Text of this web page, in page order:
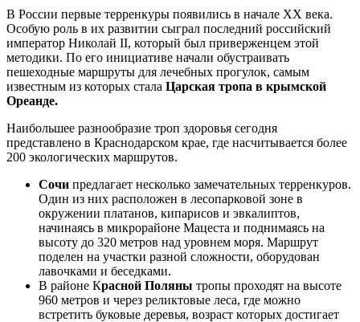
В России первые терренкуры появились в начале XX века.
Особую роль в их развитии сыграл последний российский
император Николай II, который был приверженцем этой
методики. По его инициативе начали обустраивать
пешеходные маршруты для лечебных прогулок, самым
известным из которых стала Царская тропа в крымской
Ореанде.
Наибольшее разнообразие троп здоровья сегодня
представлено в Краснодарском крае, где насчитывается более
200 экологических маршрутов.
Сочи предлагает несколько замечательных терренкуров.
Один из них расположен в лесопарковой зоне в
окружении платанов, кипарисов и эвкалиптов,
начинаясь в микрорайоне Мацеста и поднимаясь на
высоту до 320 метров над уровнем моря. Маршрут
поделен на участки разной сложности, оборудован
лавочками и беседками.
В районе Красной Поляны тропы проходят на высоте
960 метров и через реликтовые леса, где можно
встретить буковые деревья, возраст которых достигает